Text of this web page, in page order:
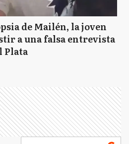
de Mailén, la joven
a una falsa entrevista
Plata